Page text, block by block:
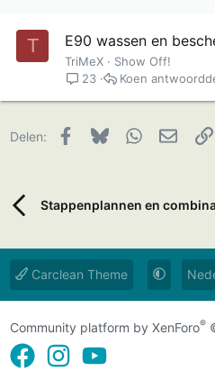
T E90 wassen en
TriMeX
Show Off!
23
Koen
Delen: Facebook
BlueskyWhatsApp
E-mail
Stappenplannen en
Carclean Theme
Community platform by XenForo®